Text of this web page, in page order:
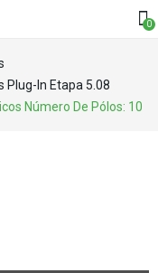
0
Plug-In Etapa 5.08
Número De Pólos: 10